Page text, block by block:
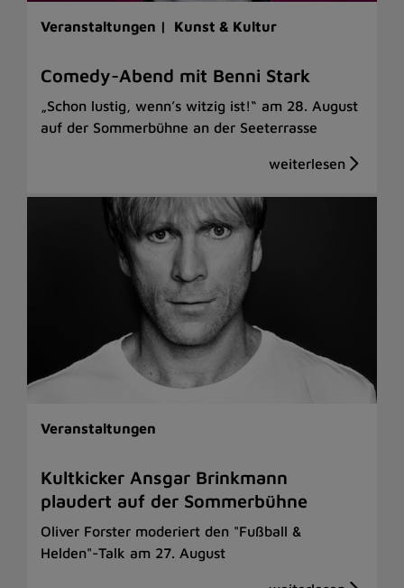
Veranstaltungen | Kunst & Kultur
Comedy-Abend mit Benni Stark
„Schon lustig, wenn’s witzig ist!“ am 28. August
auf der Sommerbühne an der Seeterrasse
Veranstaltungen
Kultkicker Ansgar Brinkmann
plaudert auf der Sommerbühne
Oliver Forster moderiert den "Fußball &
Helden"-Talk am 27. August